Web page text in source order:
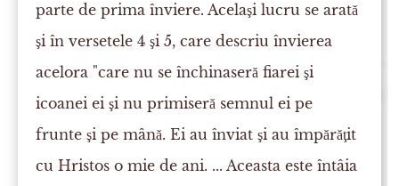
parte de prima înviere. Acelaşi lucru se arată
şi în versetele 4 şi 5, care descriu învierea
acelora "care nu se închinaseră fiarei şi
icoanei ei şi nu primiseră semnul ei pe
frunte şi pe mână. Ei au înviat şi au împărăţit
cu Hristos o mie de ani. ... Aceasta este întâia